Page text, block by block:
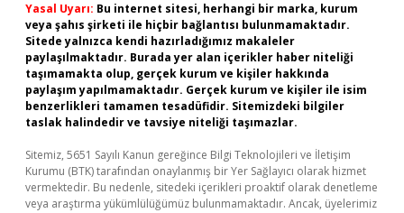
Yasal Uyarı: Bu internet sitesi, herhangi bir marka, kurum
veya şahıs şirketi ile hiçbir bağlantısı bulunmamaktadır.
Sitede yalnızca kendi hazırladığımız makaleler
paylaşılmaktadır. Burada yer alan içerikler haber niteliği
taşımamakta olup, gerçek kurum ve kişiler hakkında
paylaşım yapılmamaktadır. Gerçek kurum ve kişiler ile isim
benzerlikleri tamamen tesadüfidir. Sitemizdeki bilgiler
taslak halindedir ve tavsiye niteliği taşımazlar.
Sitemiz, 5651 Sayılı Kanun gereğince Bilgi Teknolojileri ve İletişim
Kurumu (BTK) tarafından onaylanmış bir Yer Sağlayıcı olarak hizmet
vermektedir. Bu nedenle, sitedeki içerikleri proaktif olarak denetleme
veya araştırma yükümlülüğümüz bulunmamaktadır. Ancak, üyelerimiz